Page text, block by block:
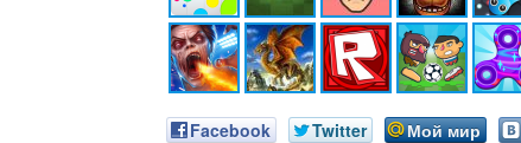
Facebook Twitter Мой мир